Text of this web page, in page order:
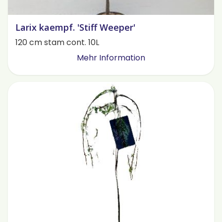
Larix kaempf. 'Stiff Weeper'
120 cm stam cont. 10L
Mehr Information